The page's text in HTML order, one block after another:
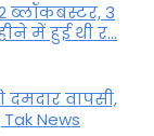
ब्लॉकबस्टर, 3
में हुई थी र...
वापसी,
News